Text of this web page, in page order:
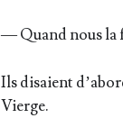
— Quand nous la
Ils disaient
Vierge.